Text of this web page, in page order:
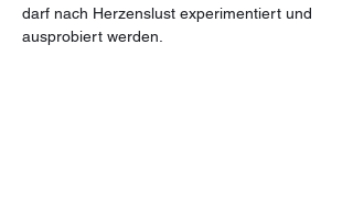
darf nach Herzenslust experimentiert und
ausprobiert werden.